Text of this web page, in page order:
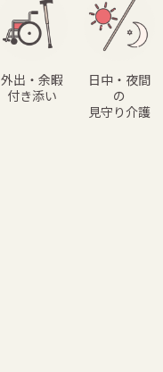
外出・余暇
付き添い
日中・夜間
の
見守り介護